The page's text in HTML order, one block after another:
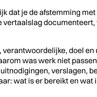
dat je de afstemming
documenteert,
verantwoordelijke, doel en
was werk niet
verslagen,
wat is er bereikt en wat